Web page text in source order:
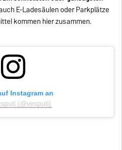
E-Ladesäulen oder Parkplätze
kommen hier zusammen.
Instagram an
(@vesputi)